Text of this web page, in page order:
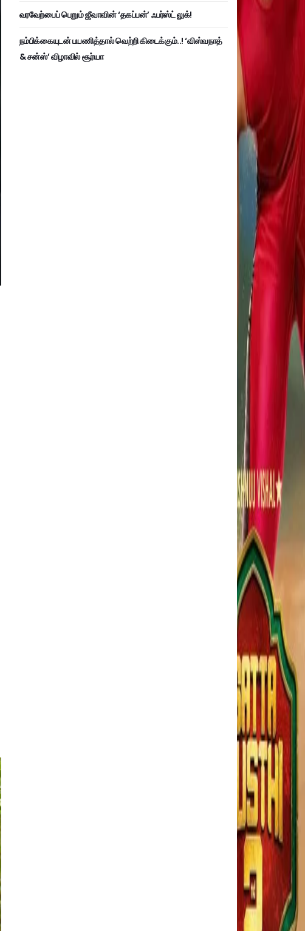
வரவேற்பைப் பெறும் ஜீவாவின் ‘தகப்பன்’ ஃபர்ஸ்ட் லுக்!
நம்பிக்கையுடன் பயணித்தால் வெற்றி கிடைக்கும்..! ‘விஸ்வநாத்
& சன்ஸ்’ விழாவில் சூர்யா